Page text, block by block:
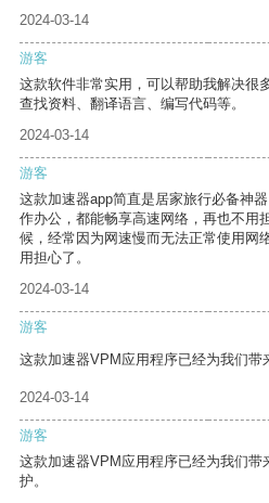
2024-03-14
游客
这款软件非常实用，可以帮助我解决很
查找资料、翻译语言、编写代码等。
2024-03-14
游客
这款加速器app简直是居家旅行必备神
作办公，都能畅享高速网络，再也不用
候，经常因为网速慢而无法正常使用网
用担心了。
2024-03-14
游客
这款加速器VPM应用程序已经为我们带
2024-03-14
游客
这款加速器VPM应用程序已经为我们
护。